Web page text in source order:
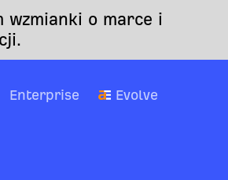
wzmianki o marce i
Enterprise Evolve